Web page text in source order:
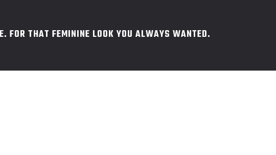
FOR THAT FEMININE LOOK YOU ALWAYS WANTED.